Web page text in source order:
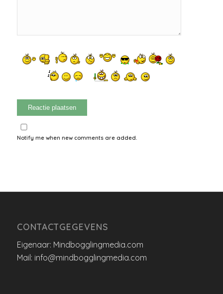
Notify me when new comments are added.
CONTACTGEGEVENS
Eigenaar: Mindbogglingmedia.com
Mail: info@mindbogglingmedia.com